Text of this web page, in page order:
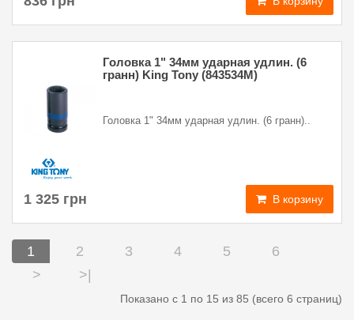
Головка 1" 34мм ударная удлин. (6
гранн) King Tony (843534M)
Головка 1" 34мм ударная удлин. (6 гранн)..
1 325 грн В корзину
1 2 3 4 5
6
>
>|
Показано с 1 по 15 из 85 (всего 6 страниц)